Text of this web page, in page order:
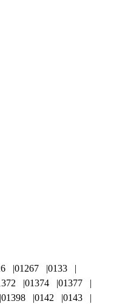
01267
0133
01374
01377
01398 0142
0143